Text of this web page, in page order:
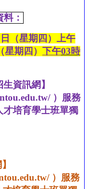
：
日（星期四）上午
星期四） 下午03時
資訊網】
）服務
培育學士班單獨
）服務